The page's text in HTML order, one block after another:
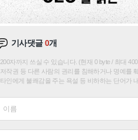
기사댓글0개
200자까지 쓰실 수 있습니다. (현재 0 byte / 최대
저작권 등 다른 사람의 권리를 침해하거나 명예를
타인에게 불쾌감을 주는 욕설 등 비하하는 단어가